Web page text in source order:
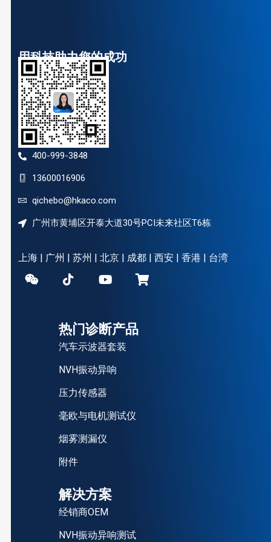
用科技助力您的成功
400-999-3848
13600016906
qichebo@hkaco.com
广州市黄埔区开泰大道30号PCI未来社区T6栋
上海 | 广州 | 苏州 | 北京 | 成都 | 西安 | 香港 | 台湾
热门诊断产品
汽车示波器套装
NVH振动异响
压力传感器
毫欧与电机测试仪
烟雾测漏仪
附件
解决方案
经销商OEM
NVH振动异响测试